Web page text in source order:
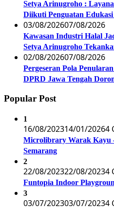
Setya Arinugroho :
Diikuti Penguatan
03/08/202607/08/2026
Kawasan Industri Halal
Setya Arinugroho
02/08/202607/08/2026
Pergeseran Pola
DPRD Jawa Tengah
Popular Post
1
16/08/202314/01/20264
Microlibrary Warak Kayu
Semarang
2
22/08/202322/08/20234
Funtopia Indoor
3
03/07/202303/07/20234